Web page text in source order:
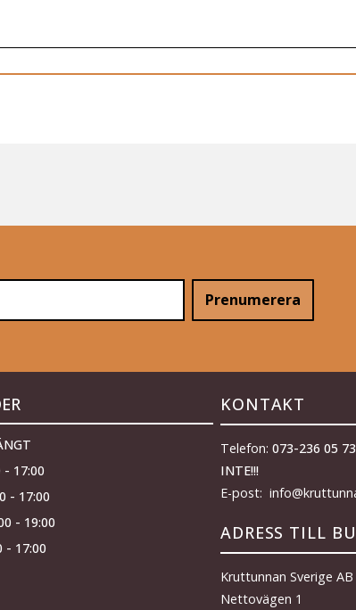
Prenumerera
- 17:00
- 17:00
- 19:00
- 17:00
KONTAKT
Telefon: 073-236 05
INTE!!!
E-post:
ADRESS TILL
Kruttunnan Sverige AB
Nettovägen 1